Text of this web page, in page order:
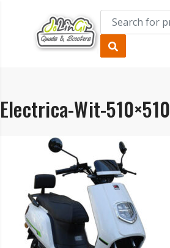
Electrica-Wit-510×510